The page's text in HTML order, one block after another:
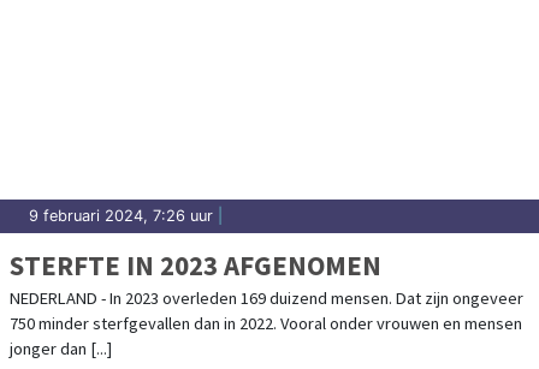
9 februari 2024, 7:26 uur
STERFTE IN 2023 AFGENOMEN
NEDERLAND - In 2023 overleden 169 duizend mensen. Dat zijn ongeveer
750 minder sterfgevallen dan in 2022. Vooral onder vrouwen en mensen
jonger dan [...]